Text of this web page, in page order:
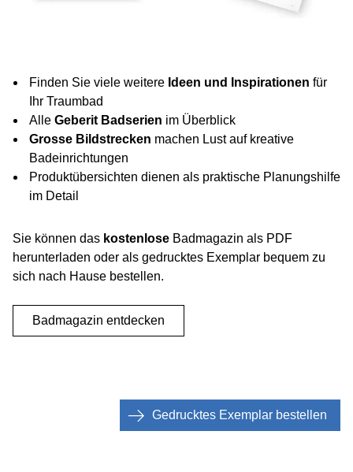
Finden Sie viele weitere Ideen und Inspirationen für
Ihr Traumbad
Alle Geberit Badserien im Überblick
Grosse Bildstrecken machen Lust auf kreative
Badeinrichtungen
Produktübersichten dienen als praktische Planungshilfe
im Detail
Sie können das kostenlose Badmagazin als PDF
herunterladen oder als gedrucktes Exemplar bequem zu
sich nach Hause bestellen.
Badmagazin entdecken
Gedrucktes Exemplar bestellen